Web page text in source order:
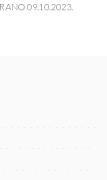
09.10.2023.